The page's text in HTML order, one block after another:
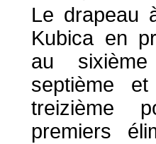
Le drapeau
Kubica en
au
septième
treizième
premiers